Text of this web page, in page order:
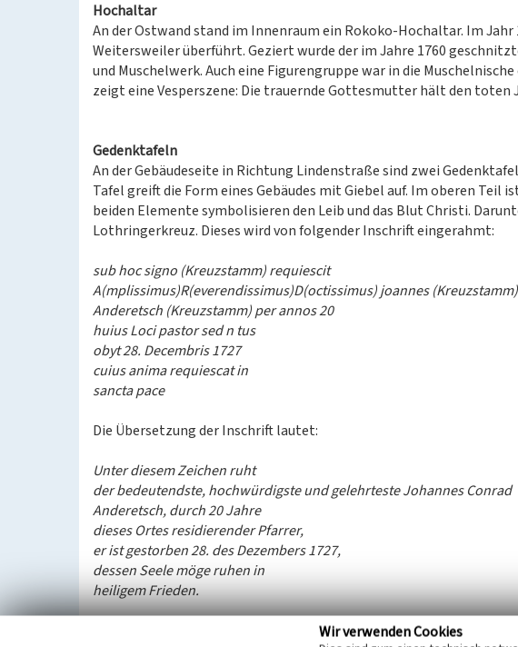
Hochaltar
An der Ostwand stand im Innenraum ein Rokoko-Hochaltar. Im
Weitersweiler überführt. Geziert wurde der im Jahre 1760
und Muschelwerk. Auch eine Figurengruppe war in die
zeigt eine Vesperszene: Die trauernde Gottesmutter hält den toten
Gedenktafeln
An der Gebäudeseite in Richtung Lindenstraße sind zwei
Tafel greift die Form eines Gebäudes mit Giebel auf. Im oberen Teil
beiden Elemente symbolisieren den Leib und das Blut Christi.
Lothringerkreuz. Dieses wird von folgender Inschrift eingerahmt:
sub hoc signo (Kreuzstamm) requiescit
A(mplissimus)R(everendissimus)D(octissimus) joannes
Anderetsch (Kreuzstamm) per annos 20
huius Loci pastor sed n tus
obyt 28. Decembris 1727
cuius anima requiescat in
sancta pace
Die Übersetzung der Inschrift lautet:
Unter diesem Zeichen ruht
der bedeutendste, hochwürdigste und gelehrteste Johannes Conrad
Anderetsch, durch 20 Jahre
dieses Ortes residierender Pfarrer,
er ist gestorben 28. des Dezembers 1727,
dessen Seele möge ruhen in
heiligem Frieden.
Wir verwenden Cookies